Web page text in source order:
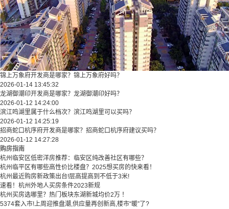
锦上万象府开发商是哪家？锦上万象府好吗？
2026-01-14 13:45:32
龙湖御潮印开发商是哪家？龙湖御潮印好吗？
2026-01-12 14:24:00
滨江鸣湖里属于什么档次？滨江鸣湖里可以买吗？
2026-01-12 14:25:19
招商蛇口杭序府开发商是哪家？招商蛇口杭序府建议买吗？
2026-01-12 14:27:28
购房指南
杭州临安区低密洋房推荐：临安区纯改善社区有哪些？
​​杭州临平区有哪些高性价比楼盘？2025想买房的快来看！​
杭州最近购房新政策出台!层高提高到不低于3米!
速看！杭州外地人买房条件2023新规
杭州买房选哪里？热门板块东湖新城均价2万 ！
5374套入市!上周迎推盘潮,供应量再创新高,楼市“暖”了?